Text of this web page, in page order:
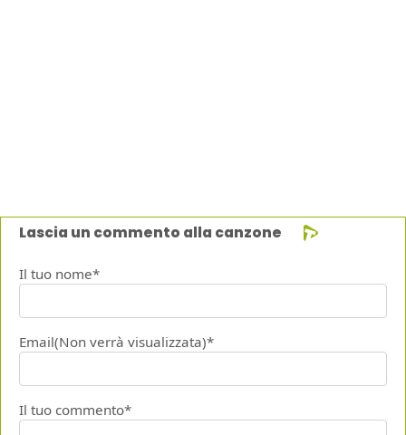
Lascia un commento alla canzone
Il tuo nome*
Email(Non verrà visualizzata)*
Il tuo commento*